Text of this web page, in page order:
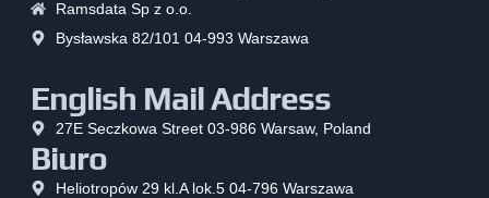
Ramsdata Sp z o.o.
Bysławska 82/101 04-993 Warszawa
English Mail Address
27E Seczkowa Street 03-986 Warsaw, Poland
Biuro
Heliotropów 29 kl.A lok.5 04-796 Warszawa